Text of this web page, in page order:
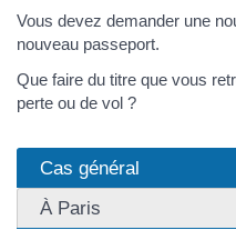
Vous devez demander une
nouveau passeport.
Que faire du titre que vous
perte ou de vol ?
Cas général
À Paris